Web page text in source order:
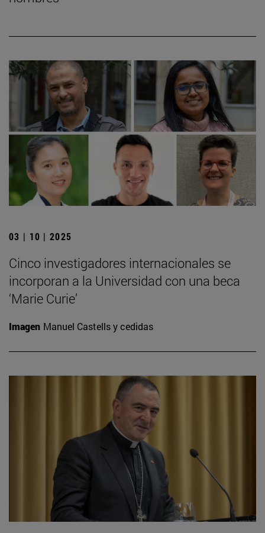
03 | 10 | 2025
Cinco investigadores internacionales se
incorporan a la Universidad con una beca
‘Marie Curie’
Imagen Manuel Castells y cedidas